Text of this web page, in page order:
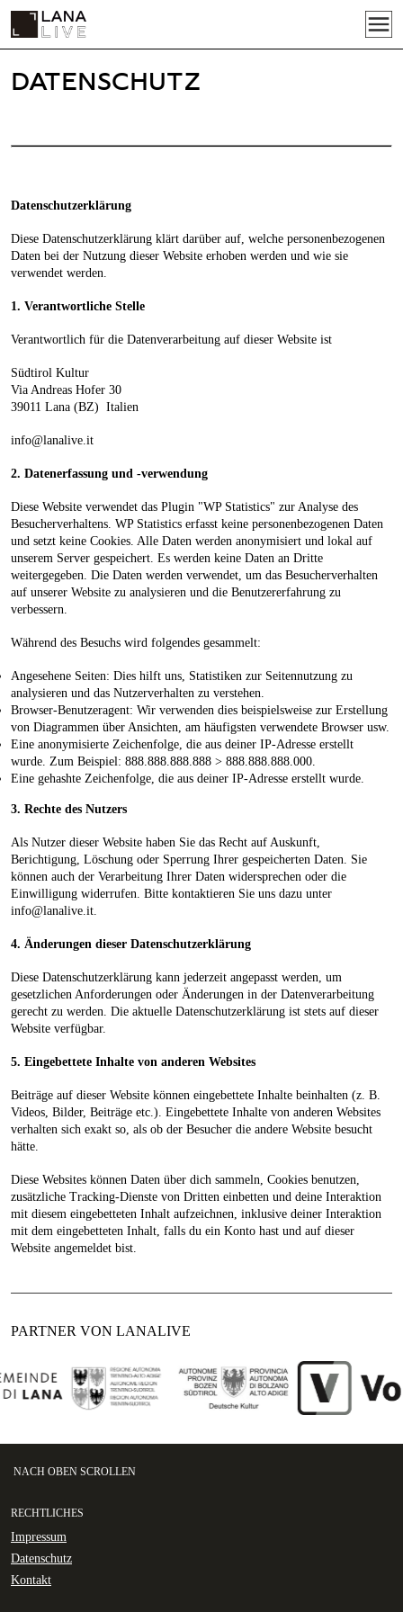
DATENSCHUTZ
Datenschutzerklärung
Diese Datenschutzerklärung klärt darüber auf, welche personenbezogenen
Daten bei der Nutzung dieser Website erhoben werden und wie sie
verwendet werden.
1. Verantwortliche Stelle
Verantwortlich für die Datenverarbeitung auf dieser Website ist
Südtirol Kultur
Via Andreas Hofer 30
39011 Lana (BZ) Italien
info@lanalive.it
2. Datenerfassung und -verwendung
Diese Website verwendet das Plugin "WP Statistics" zur Analyse des
Besucherverhaltens. WP Statistics erfasst keine personenbezogenen Daten
und setzt keine Cookies. Alle Daten werden anonymisiert und lokal auf
unserem Server gespeichert. Es werden keine Daten an Dritte
weitergegeben. Die Daten werden verwendet, um das Besucherverhalten
auf unserer Website zu analysieren und die Benutzererfahrung zu
verbessern.
Während des Besuchs wird folgendes gesammelt:
Angesehene Seiten: Dies hilft uns, Statistiken zur Seitennutzung zu
analysieren und das Nutzerverhalten zu verstehen.
Browser-Benutzeragent: Wir verwenden dies beispielsweise zur Erstellung
von Diagrammen über Ansichten, am häufigsten verwendete Browser usw.
Eine anonymisierte Zeichenfolge, die aus deiner IP-Adresse erstellt
wurde. Zum Beispiel: 888.888.888.888 > 888.888.888.000.
Eine gehashte Zeichenfolge, die aus deiner IP-Adresse erstellt wurde.
3. Rechte des Nutzers
Als Nutzer dieser Website haben Sie das Recht auf Auskunft,
Berichtigung, Löschung oder Sperrung Ihrer gespeicherten Daten. Sie
können auch der Verarbeitung Ihrer Daten widersprechen oder die
Einwilligung widerrufen. Bitte kontaktieren Sie uns dazu unter
info@lanalive.it.
4. Änderungen dieser Datenschutzerklärung
Diese Datenschutzerklärung kann jederzeit angepasst werden, um
gesetzlichen Anforderungen oder Änderungen in der Datenverarbeitung
gerecht zu werden. Die aktuelle Datenschutzerklärung ist stets auf dieser
Website verfügbar.
5. Eingebettete Inhalte von anderen Websites
Beiträge auf dieser Website können eingebettete Inhalte beinhalten (z. B.
Videos, Bilder, Beiträge etc.). Eingebettete Inhalte von anderen Websites
verhalten sich exakt so, als ob der Besucher die andere Website besucht
hätte.
Diese Websites können Daten über dich sammeln, Cookies benutzen,
zusätzliche Tracking-Dienste von Dritten einbetten und deine Interaktion
mit diesem eingebetteten Inhalt aufzeichnen, inklusive deiner Interaktion
mit dem eingebetteten Inhalt, falls du ein Konto hast und auf dieser
Website angemeldet bist.
PARTNER VON LANALIVE
NACH OBEN SCROLLEN
RECHTLICHES
Impressum
Datenschutz
Kontakt